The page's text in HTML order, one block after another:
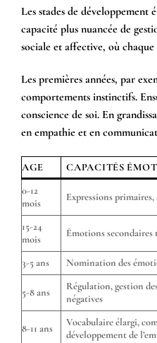
Les stades de développement
capacité plus nuancée de
sociale et affective, où
Les premières années, par
comportements instinctifs.
conscience de soi. En
en empathie et en
AGE CAPACITÉS
0-12
mois
Expressions
15-24
mois
Émotions secondaires
3-5 ans Nomination des
5-8 ans
Régulation, gestion
négatives
8-11 ans
Vocabulaire élargi,
développement de